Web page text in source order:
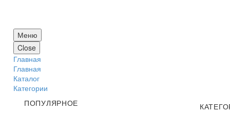
Меню
Close
Главная
Главная
Каталог
Категории
ПОПУЛЯРНОЕ